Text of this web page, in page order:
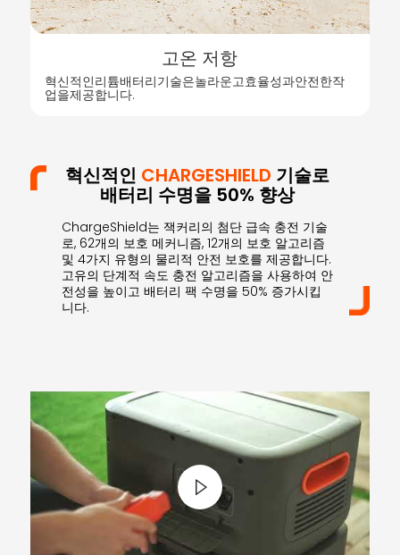
고온 저항
혁신적인리튬배터리기술은놀라운고효율성과안전한작
업을제공합니다.
혁신적인 CHARGESHIELD 기술로
배터리 수명을 50% 향상
ChargeShield는 잭커리의 첨단 급속 충전 기술
로, 62개의 보호 메커니즘, 12개의 보호 알고리즘
및 4가지 유형의 물리적 안전 보호를 제공합니다.
고유의 단계적 속도 충전 알고리즘을 사용하여 안
전성을 높이고 배터리 팩 수명을 50% 증가시킵
니다.